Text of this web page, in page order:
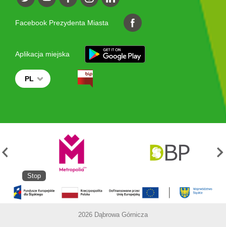
Facebook Prezydenta Miasta
Aplikacja miejska
PL
Stop
2026 Dąbrowa Górnicza